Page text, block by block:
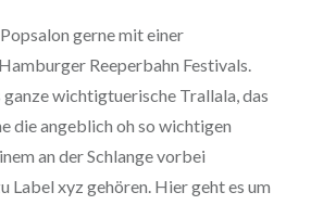
gerne mit einer
Reeperbahn Festivals.
ganze wichtigtuerische Trallala, das
die angeblich oh so wichtigen
an der Schlange vorbei
Label xyz gehören. Hier geht es um